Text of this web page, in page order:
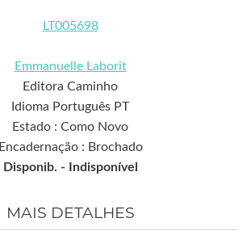
LT005698
Emmanuelle Laborit
Editora Caminho
Idioma Português PT
Estado : Como Novo
Encadernação : Brochado
Disponib. -
Indisponível
MAIS DETALHES